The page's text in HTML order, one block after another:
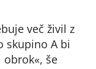
več živil z
skupino A bi
še